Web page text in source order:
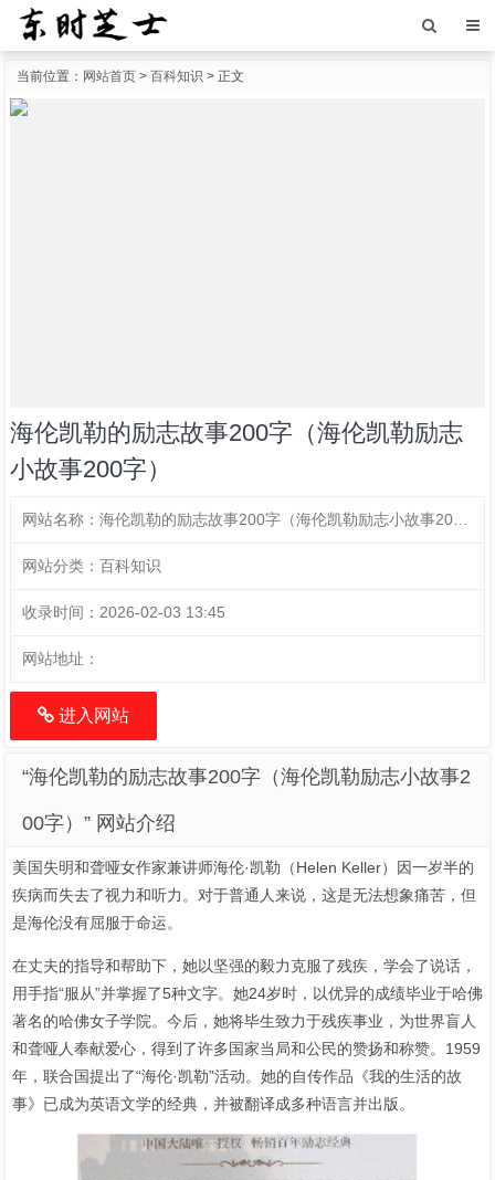
当前位置： 网站首页 > 百科知识 > 正文
海伦凯勒的励志故事200字（海伦凯勒励志
小故事200字）
网站名称： 海伦凯勒的励志故事200字（海伦凯勒励志小故事200字）
网站分类： 百科知识
收录时间： 2026-02-03 13:45
网站地址：
进入网站
“海伦凯勒的励志故事200字（海伦凯勒励志小故事2
00字）” 网站介绍
美国失明和聋哑女作家兼讲师海伦·凯勒（Helen Keller）因一岁半的
疾病而失去了视力和听力。对于普通人来说，这是无法想象痛苦，但
是海伦没有屈服于命运。
在丈夫的指导和帮助下，她以坚强的毅力克服了残疾，学会了说话，
用手指“服从”并掌握了5种文字。她24岁时，以优异的成绩毕业于哈佛
著名的哈佛女子学院。今后，她将毕生致力于残疾事业，为世界盲人
和聋哑人奉献爱心，得到了许多国家当局和公民的赞扬和称赞。1959
年，联合国提出了“海伦·凯勒”活动。她的自传作品《我的生活的故
事》已成为英语文学的经典，并被翻译成多种语言并出版。